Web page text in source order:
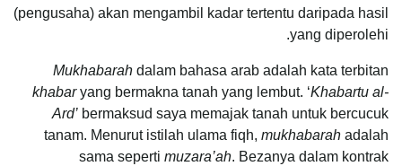
(pengusaha) akan mengambil kadar tertentu daripada hasil
yang diperolehi.
Mukhabarah dalam bahasa arab adalah kata terbitan
khabaryang bermakna tanah yang lembut. ‘Khabartu al-
Ard’ bermaksud saya memajak tanah untuk bercucuk
tanam. Menurut istilah ulama fiqh, mukhabarah adalah
sama seperti muzara’ah. Bezanya dalam kontrak